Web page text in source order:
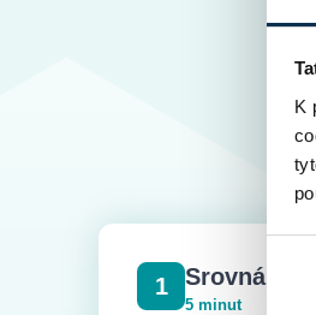
K
1 Srovnání
5 minut